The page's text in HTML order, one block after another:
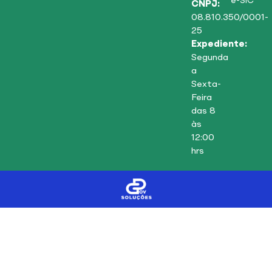
CNPJ:
08.810.350/0001-
25
Expediente:
Segunda
a
Sexta-
Feira
das 8
às
12:00
hrs